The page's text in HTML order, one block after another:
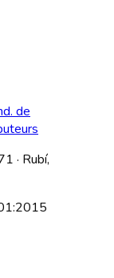
de
· Rubí,